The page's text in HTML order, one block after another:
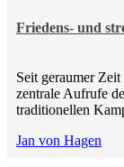
Friedens- und
Seit geraumer Zeit
zentrale Aufrufe
traditionellen
Jan von Hagen